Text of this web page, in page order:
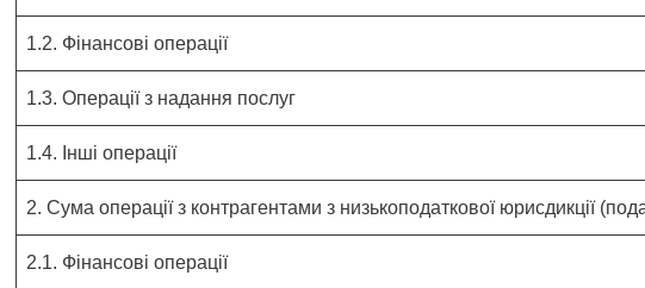
1.2. Фінансові операції
1.3. Операції з надання послуг
1.4. Інші операції
2. Сума операції з контрагентами з низькоподаткової юрисдикції
2.1. Фінансові операції